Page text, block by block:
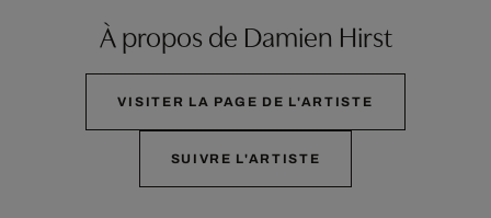
À propos de Damien Hirst
VISITER LA PAGE DE L'ARTISTE
SUIVRE L'ARTISTE